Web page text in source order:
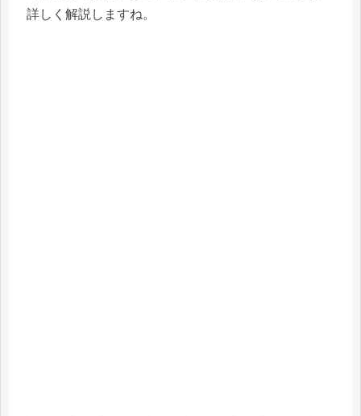
詳しく解説しますね。